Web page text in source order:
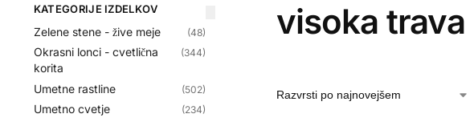
visoka trava
KATEGORIJE IZDELKOV
Zelene stene - žive meje (48)
Okrasni lonci - cvetlična
korita
(344)
Umetne rastline (502)
Umetno cvetje (234)